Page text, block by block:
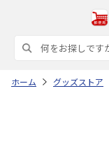
ホーム グッズストア